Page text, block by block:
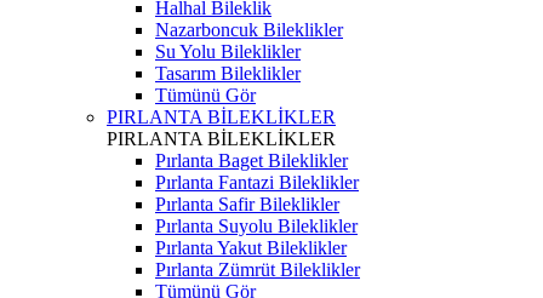
Halhal Bileklik
Nazarboncuk Bileklikler
Su Yolu Bileklikler
Tasarım Bileklikler
Tümünü Gör
PIRLANTA BİLEKLİKLER
PIRLANTA BİLEKLİKLER
Pırlanta Baget Bileklikler
Pırlanta Fantazi Bileklikler
Pırlanta Safir Bileklikler
Pırlanta Suyolu Bileklikler
Pırlanta Yakut Bileklikler
Pırlanta Zümrüt Bileklikler
Tümünü Gör